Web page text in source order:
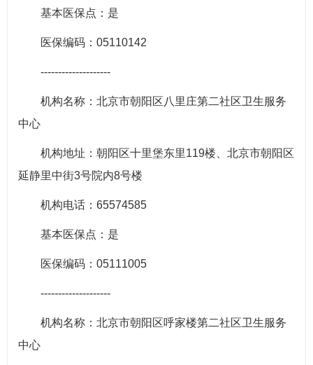
基本医保点：是
医保编码：05110142
--------------------
机构名称：北京市朝阳区八里庄第二社区卫生服务
中心
机构地址：朝阳区十里堡东里119楼、北京市朝阳区
延静里中街3号院内8号楼
机构电话：65574585
基本医保点：是
医保编码：05111005
--------------------
机构名称：北京市朝阳区呼家楼第二社区卫生服务
中心